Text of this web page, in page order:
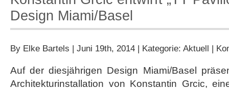
Design Miami/Basel
By Elke Bartels | Juni 19th, 2014 | Kategorie: Aktuell |
Auf der diesjährigen Design Miami/Basel
Architekturinstallation von Konstantin Grcic,